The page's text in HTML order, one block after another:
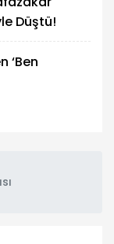
Düştü!
‘Ben